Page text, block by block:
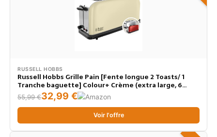
RUSSELL HOBBS
Russell Hobbs Grille Pain [Fente longue 2 Toasts/ 1
Tranche baguette] Colour+ Crème (extra large, 6
Niveaux de Brunissage rapide, Surélévation,
Décongèle & Réchauffe, 1000W) Toaster 21395-56
55,99 €32,99 €
Voir l'offre